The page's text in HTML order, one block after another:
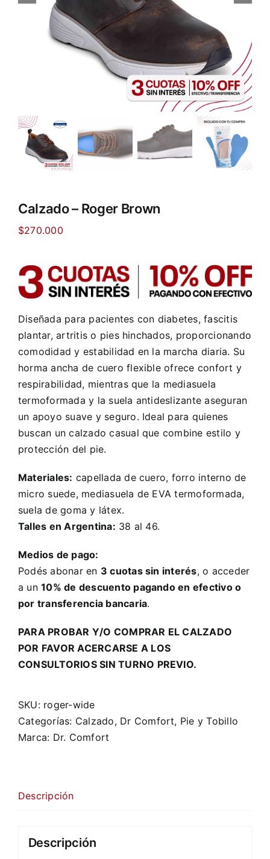
Calzado – Roger Brown
$270.000
Diseñada para pacientes con diabetes, fascitis
plantar, artritis o pies hinchados, proporcionando
comodidad y estabilidad en la marcha diaria. Su
horma ancha de cuero flexible ofrece confort y
respirabilidad, mientras que la mediasuela
termoformada y la suela antideslizante aseguran
un apoyo suave y seguro. Ideal para quienes
buscan un calzado casual que combine estilo y
protección del pie.
Materiales: capellada de cuero, forro interno de
micro suede, mediasuela de EVA termoformada,
suela de goma y látex.
Talles en Argentina: 38 al 46.
Medios de pago:
Podés abonar en 3 cuotas sin interés, o acceder
a un10% de descuento pagando en efectivo o
por transferencia bancaria.
PARA PROBAR Y/O COMPRAR EL CALZADO
POR FAVOR ACERCARSE A LOS
CONSULTORIOS SIN TURNO PREVIO.
SKU: roger-wide
Categorías: Calzado, Dr Comfort, Pie y Tobillo
Marca: Dr. Comfort
Descripción
Descripción